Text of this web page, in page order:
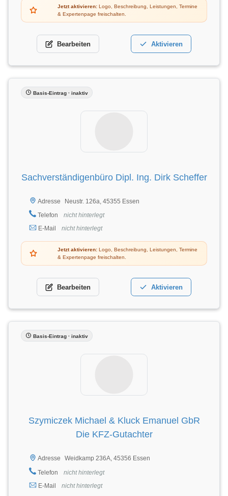
Jetzt aktivieren: Logo, Beschreibung, Leistungen, Termine
& Expertenpage freischalten.
Bearbeiten Aktivieren
Basis-Eintrag · inaktiv
Sachverständigenbüro Dipl. Ing. Dirk Scheffer
Adresse
Neustr. 126a, 45355 Essen
Telefon
nicht hinterlegt
E-Mail
nicht hinterlegt
Jetzt aktivieren: Logo, Beschreibung, Leistungen, Termine
& Expertenpage freischalten.
Bearbeiten Aktivieren
Basis-Eintrag · inaktiv
Szymiczek Michael & Kluck Emanuel GbR
Die KFZ-Gutachter
Adresse
Weidkamp 236A, 45356 Essen
Telefon
nicht hinterlegt
E-Mail
nicht hinterlegt